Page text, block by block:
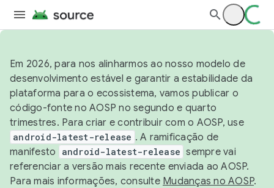
Em 2026, para nos alinharmos ao nosso modelo de
desenvolvimento estável e garantir a estabilidade da
plataforma para o ecossistema, vamos publicar o
código-fonte no AOSP no segundo e quarto
trimestres. Para criar e contribuir com o AOSP, use
android-latest-release . A ramificação de
manifesto
android-latest-release sempre vai
referenciar a versão mais recente enviada ao AOSP.
Para mais informações, consulte Mudanças no AOSP.